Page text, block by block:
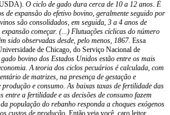
O ciclo de gado dura cerca de 10 a 12 anos. É
de expansão do efetivo bovino, geralmente seguido por
são consolidados, em seguida, 3 a 4 anos de
começar. (...) Flutuações cíclicas do número
sido observadas desde, pelo menos, 1867. Essa
de Chicago, do Serviço Nacional de
gado bovino dos Estados Unidos estão entre os mais
A teoria dos ciclos pecuários é calculada, com
de matrizes, na presença de gestação e
e consumo. As baixas taxas de fertilidade das
entre a fertilidade e as decisões de consumo fazem
população do rebanho responda a choques exógenos
custos de produção. Então veja você, caro leitor,